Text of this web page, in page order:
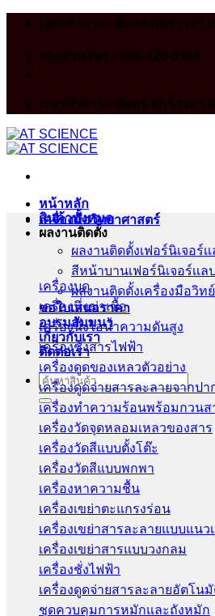
Skip
เวลาทำการ : จันทร์-ศุกร์ เวลา
สายด่วนโทร : 086-420-0366
เวลาทำการ : จันทร์-ศุกร์ เวลา
หน้าหลัก
สินค้าทั้งหมด
ผลงานติดตั้ง
ผลงานติดตั้งเฟอร์นิเจอร์เเ
สีหน้าบานเฟอร์นิเจอร์เเลป
ผลงานติดตั้งเครื่องมือวิท
ขอใบเสนอราคา
อบรมสัมมนา
เกี่ยวกับเรา
ติดต่อเรา
Search
for:
เครื่องมือวิทยาศาสตร์
เครื่องบด
เครื่องนึ่งฆ่าเชื้อ
เครื่องนึ่งไอน้ำความดันสูง
เครื่องชั่งสารไฟฟ้า
เครื่องดูดของเหลวตัวอย่าง
เครื่องดูดจ่ายสารละลายจากปา
เครื่องทำความร้อนพร้อมกวนส
เครื่องวัดจุดหลอมเหลวของสาร
เครื่องวัดสีแบบตั้งโต๊ะ
เครื่องวัดสีแบบพกพา
เครื่องหาความชื้น
เครื่องเขย่าตะแกรงร่อน
เครื่องเขย่าสารละลายแบบแนว
เครื่องเขย่าสารแบบวงกลม
เครื่องชั่งไฟฟ้า
เครื่องดูดจ่ายสารละลายอัตโน
ชุดควบคุมการหมักและถังหมัก